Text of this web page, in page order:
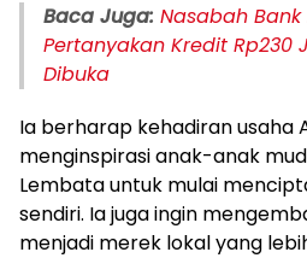
Baca Juga: Nasabah Bank
Pertanyakan Kredit Rp230
Dibuka
Ia berharap kehadiran usaha
menginspirasi anak-anak
Lembata untuk mulai
sendiri. Ia juga ingin
menjadi merek lokal yang